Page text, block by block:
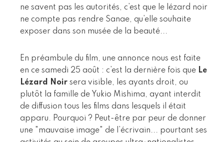
ne savent pas les autorités, c’est que le lézard noir
ne compte pas rendre Sanae, qu’elle souhaite
exposer dans son musée de la beauté...
En préambule du film, une annonce nous est faite
en ce samedi 25 août : c’est la dernière fois que Le
Lézard Noir sera visible, les ayants droit, ou
plutôt la famille de Yukio Mishima, ayant interdit
de diffusion tous les films dans lesquels il était
apparu. Pourquoi ? Peut-être par peur de donner
une "mauvaise image" de l’écrivain... pourtant ses